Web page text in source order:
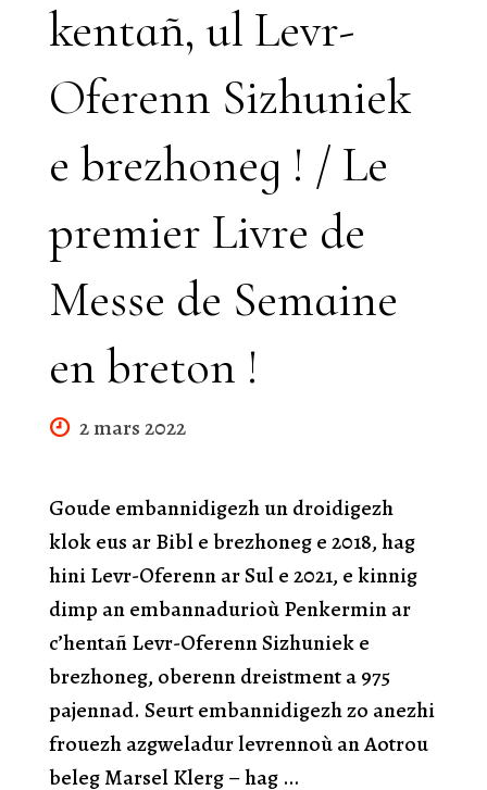
kentañ, ul Levr-
Oferenn Sizhuniek
e brezhoneg ! / Le
premier Livre de
Messe de Semaine
en breton !
2 mars 2022
Goude embannidigezh un droidigezh
klok eus ar Bibl e brezhoneg e 2018, hag
hini Levr-Oferenn ar Sul e 2021, e kinnig
dimp an embannadurioù Penkermin ar
c’hentañ Levr-Oferenn Sizhuniek e
brezhoneg, oberenn dreistment a 975
pajennad. Seurt embannidigezh zo anezhi
frouezh azgweladur levrennoù an Aotrou
beleg Marsel Klerg – hag …